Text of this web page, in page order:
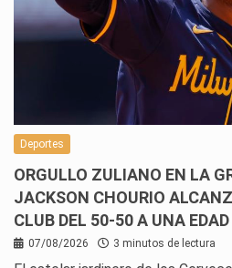
Deportes
ORGULLO ZULIANO EN LA
JACKSON CHOURIO
CLUB DEL 50-50 A UNA
07/08/2026 3 minutos de lectura